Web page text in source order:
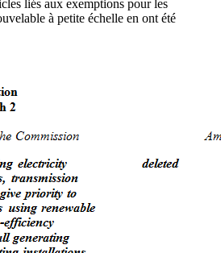
liés aux exemptions pour les
à petite échelle en ont été